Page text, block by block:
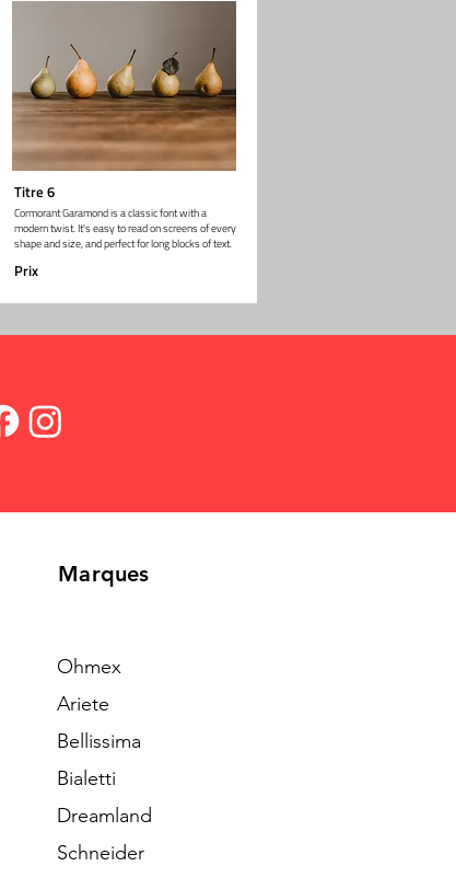
Titre 6
Cormorant Garamond is a classic font with a
modern twist. It's easy to read on screens of every
shape and size, and perfect for long blocks of text.
Prix
Marques
Ohmex
Ariete
Bellissima
Bialetti
Dreamland
Schneider